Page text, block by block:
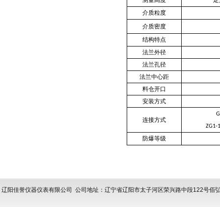
介质粒度
介质密度
结构特点
法兰外径
法兰孔径
法兰中心距
料仓开口
安装方式
连接方式
ZG1-
防爆等级
辽阳佳誉仪器仪表有限公司 公司地址：辽宁省辽阳市太子河区荣兴路中段122号